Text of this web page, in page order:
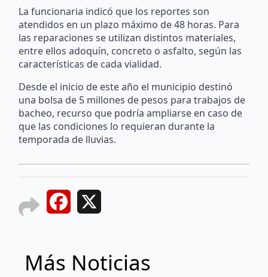
La funcionaria indicó que los reportes son
atendidos en un plazo máximo de 48 horas. Para
las reparaciones se utilizan distintos materiales,
entre ellos adoquín, concreto o asfalto, según las
características de cada vialidad.
Desde el inicio de este año el municipio destinó
una bolsa de 5 millones de pesos para trabajos de
bacheo, recurso que podría ampliarse en caso de
que las condiciones lo requieran durante la
temporada de lluvias.
Facebook
Más Noticias